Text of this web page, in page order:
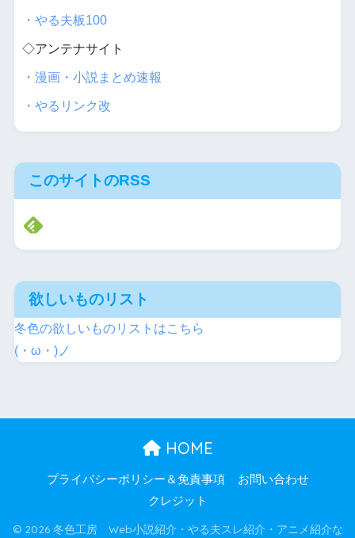
・やる夫板100
◇アンテナサイト
・漫画・小説まとめ速報
・やるリンク改
このサイトのRSS
欲しいものリスト
冬色の欲しいものリストはこちら
(・ω・)ノ
HOME
プライバシーポリシー＆免責事項
お問い合わせ
クレジット
© 2026 冬色工房 Web小説紹介・やる夫スレ紹介・アニメ紹介な